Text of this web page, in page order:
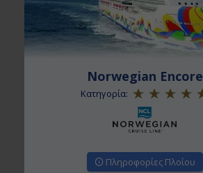
Norwegian Encore
Κατηγορία:
Πληροφορίες Πλοίου